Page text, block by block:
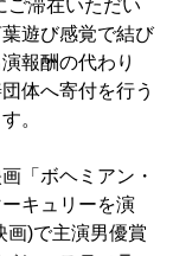
ご滞在いただい
遊び感覚で結び
報酬の代わり
体へ寄付を行う
。
「ボヘミアン・
キュリーを演
画)で主演男優賞